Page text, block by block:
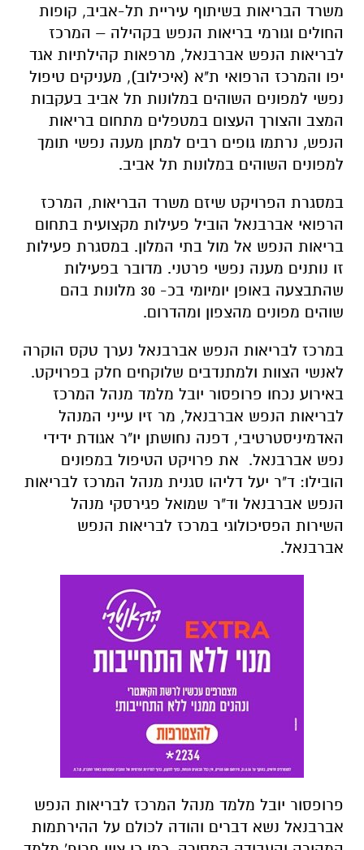
משרד הבריאות בשיתוף עיריית תל-אביב, קופות
החולים וגורמי בריאות הנפש בקהילה – המרכז
לבריאות הנפש אברבנאל, מרפאות קהילתיות אגד
יפו והמרכז הרפואי ת"א (איכילוב), מעניקים טיפול
נפשי למפונים השוהים במלונות תל אביב בעקבות
המצב והצורך העצום במטפלים מתחום בריאות
הנפש, נרתמו גופים רבים למתן מענה נפשי תומך
למפונים השוהים במלונות תל אביב.
במסגרת הפרויקט שיזם משרד הבריאות, המרכז
הרפואי אברבנאל הוביל פעילות מקצועית בתחום
בריאות הנפש אל מול בתי המלון. במסגרת פעילות
זו נותנים מענה נפשי פרטני. מדובר בפעילות
שהתבצעה באופן יומיומי בכ- 30 מלונות בהם
שוהים מפונים מהצפון ומהדרום.
במרכז לבריאות הנפש אברבנאל נערך טקס הוקרה
לאנשי הצוות ולמתנדבים שלוקחים חלק בפרויקט.
באירוע נכחו פרופסור יובל מלמד מנהל המרכז
לבריאות הנפש אברבנאל, מר זיו עייני המנהל
האדמיניסטרטיבי, דפנה נחושתן יו"ר אגודת ידידי
נפש אברבנאל. את פרויקט הטיפול במפונים
הובילו: ד"ר יעל דליהו סגנית מנהל המרכז לבריאות
הנפש אברבנאל וד"ר שמואל פגירסקי מנהל
השירות הפסיכולוגי במרכז לבריאות הנפש
אברבנאל.
פרופסור יובל מלמד מנהל המרכז לבריאות הנפש
אברבנאל נשא דברים והודה לכולם על ההירתמות